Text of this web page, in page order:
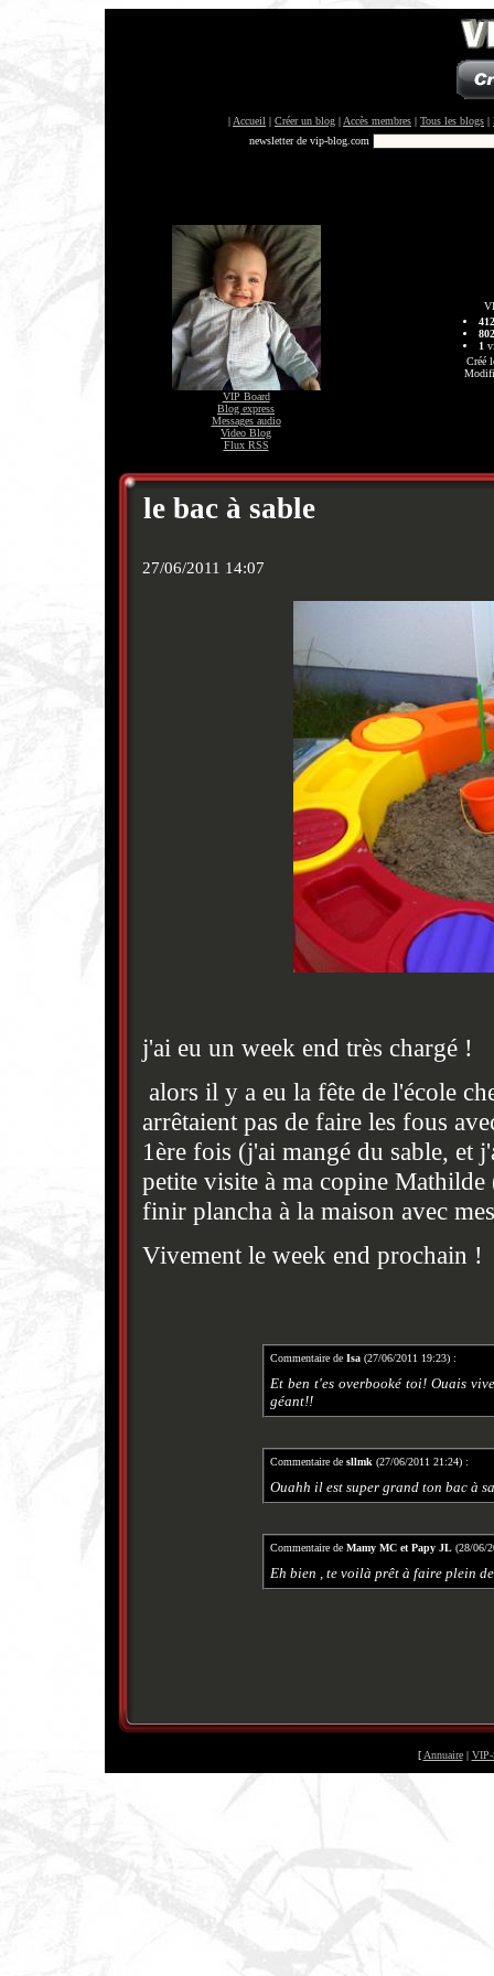
| Accueil | Créer un blog | Accès membres | Tous les blogs |
newsletter de vip-blog.com
VIP Board
Blog express
Messages audio
Video Blog
Flux RSS
412
802
1
Créé
le bac à sable
27/06/2011 14:07
j'ai eu un week end très chargé !
alors il y a eu la fête de l'école
arrêtaient pas de faire les fous
1ère fois (j'ai mangé du sable, et
petite visite à ma copine
finir plancha à la maison avec
Vivement le week end prochain !
Commentaire de Isa(27/06/2011 19:23) :
Et ben t'es overbooké toi! Ouais
géant!!
Commentaire de sllmk (27/06/2011 21:24) :
Ouahh il est super grand ton bac à
Commentaire de Mamy MC et Papy JL(28/06/
Eh bien , te voilà prêt à faire plein
[ Annuaire| VIP-